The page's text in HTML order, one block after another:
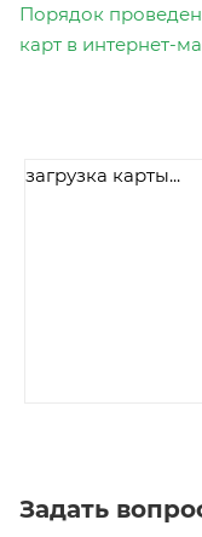
Порядок
карт в интернет-
загрузка карты...
Задать